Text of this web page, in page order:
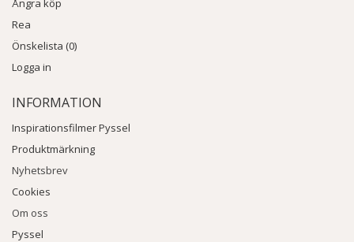
Ångra köp
Rea
Önskelista (0)
Logga in
INFORMATION
Inspirationsfilmer Pyssel
Produktmärkning
Nyhetsbrev
Cookies
Om oss
Pyssel